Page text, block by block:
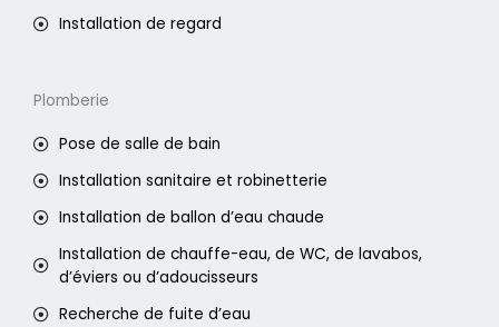
Installation de regard
Plomberie
Pose de salle de bain
Installation sanitaire et robinetterie
Installation de ballon d’eau chaude
Installation de chauffe-eau, de WC, de lavabos,
d’éviers ou d’adoucisseurs
Recherche de fuite d’eau